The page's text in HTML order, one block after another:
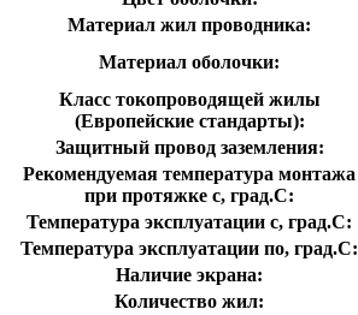
Материал жил проводника:
Материал оболочки:
Класс токопроводящей жилы
(Европейские стандарты):
Защитный провод заземления:
Рекомендуемая температура монтажа
при протяжке с, град.C:
Температура эксплуатации с, град.C:
Температура эксплуатации по, град.C:
Наличие экрана:
Количество жил: